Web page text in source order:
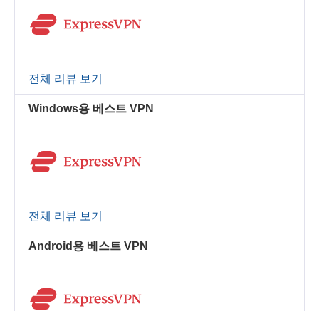
전체 리뷰 보기
Windows용 베스트 VPN
전체 리뷰 보기
Android용 베스트 VPN